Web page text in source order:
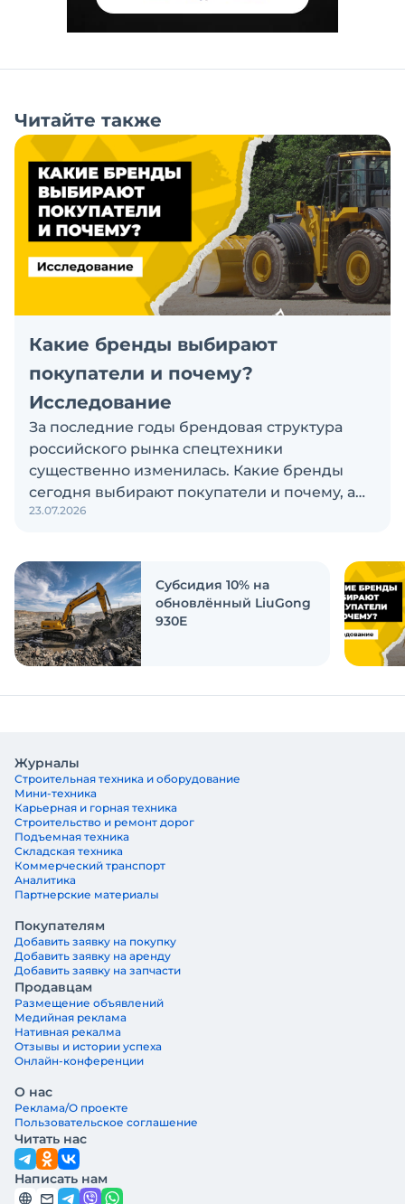
Читайте также
Какие бренды выбирают
покупатели и почему?
Исследование
За последние годы брендовая структура
российского рынка спецтехники
существенно изменилась. Какие бренды
сегодня выбирают покупатели и почему, а
также кого считают лидерами рынка?
ответить на эти вопросы
23.07.2026
Субсидия 10% на
обновлённый LiuGong
930E
Журналы
Строительная техника и оборудование
Мини-техника
Карьерная и горная техника
Строительство и ремонт дорог
Подъемная техника
Складская техника
Коммерческий транспорт
Аналитика
Партнерские материалы
Покупателям
Добавить заявку на покупку
Добавить заявку на аренду
Добавить заявку на запчасти
Продавцам
Размещение объявлений
Медийная реклама
Нативная рекалма
Отзывы и истории успеха
Онлайн-конференции
О нас
Реклама/О проекте
Пользовательское соглашение
Читать нас
Написать нам